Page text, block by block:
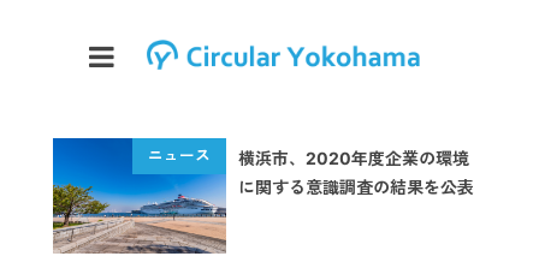
横浜市、2020年度企業の環境
に関する意識調査の結果を公表